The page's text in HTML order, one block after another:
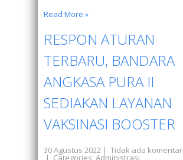
Read More »
RESPON ATURAN
TERBARU, BANDARA
ANGKASA PURA II
SEDIAKAN LAYANAN
VAKSINASI BOOSTER
30 Agustus 2022 | Tidak ada komentar
| Categories: Administrasi